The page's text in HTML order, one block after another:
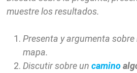
muestre los resultados.
Presenta y argumenta
mapa.
Discutir sobre un camino